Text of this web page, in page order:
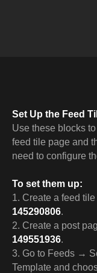
Set Up the Feed
Use these blocks
feed tile page and
need to configure
To set them up:
1. Create a feed
145290806.
2. Create a post
149551936.
3. Go to Feeds →
Template and